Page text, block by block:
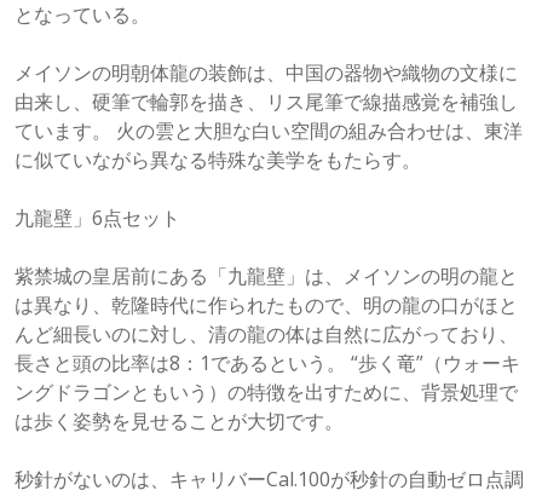
となっている。
メイソンの明朝体龍の装飾は、中国の器物や織物の文様に
由来し、硬筆で輪郭を描き、リス尾筆で線描感覚を補強し
ています。 火の雲と大胆な白い空間の組み合わせは、東洋
に似ていながら異なる特殊な美学をもたらす。
九龍壁」6点セット
紫禁城の皇居前にある「九龍壁」は、メイソンの明の龍と
は異なり、乾隆時代に作られたもので、明の龍の口がほと
んど細長いのに対し、清の龍の体は自然に広がっており、
長さと頭の比率は8：1であるという。 “歩く竜”（ウォーキ
ングドラゴンともいう）の特徴を出すために、背景処理で
は歩く姿勢を見せることが大切です。
秒針がないのは、キャリバーCal.100が秒針の自動ゼロ点調